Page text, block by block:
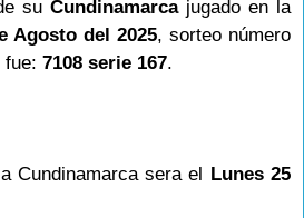
su Cundinamarcajugado en la
Agosto del 2025, sorteo número
fue: 7108 serie 167.
Cundinamarca sera el Lunes 25